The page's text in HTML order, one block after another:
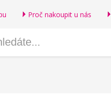
Proč nakoupit u nás